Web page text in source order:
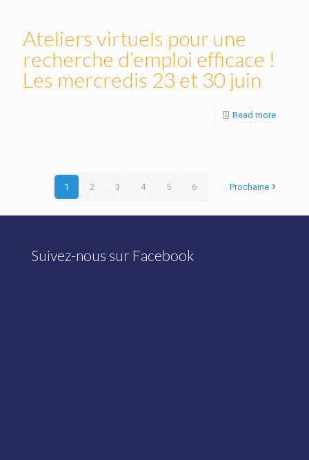
Ateliers virtuels pour une
recherche d’emploi efficace !
Les mercredis 23 et 30 juin
Read more
1 2 3 4 5 6 Prochaine
Suivez-nous sur Facebook